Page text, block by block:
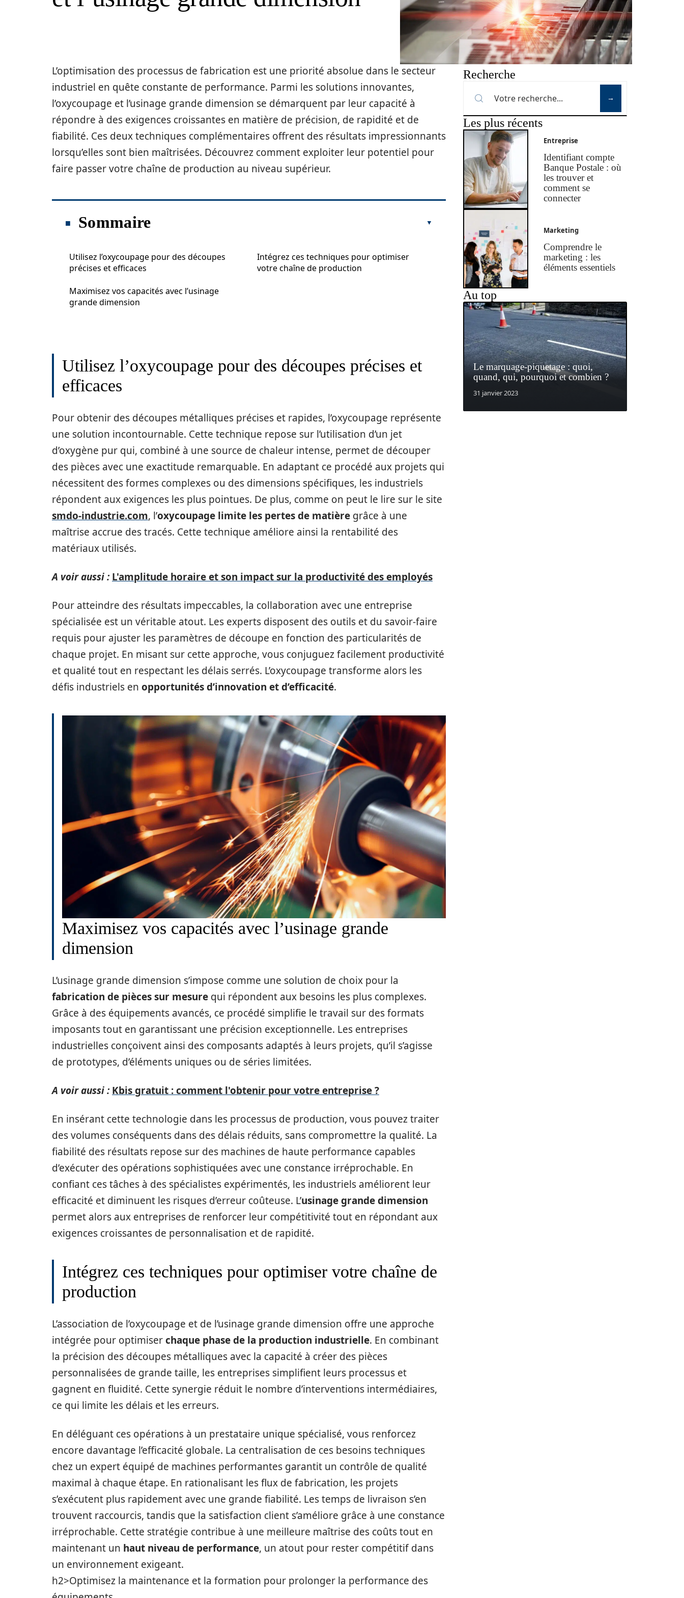
L’optimisation des processus de fabrication est une priorité absolue dans le secteur
industriel en quête constante de performance. Parmi les solutions innovantes,
l’oxycoupage et l’usinage grande dimension se démarquent par leur capacité à
répondre à des exigences croissantes en matière de précision, de rapidité et de
fiabilité. Ces deux techniques complémentaires offrent des résultats impressionnants
lorsqu’elles sont bien maîtrisées. Découvrez comment exploiter leur potentiel pour
faire passer votre chaîne de production au niveau supérieur.
Sommaire
Utilisez l’oxycoupage pour des découpes
précises et efficaces
Maximisez vos capacités avec l’usinage
grande dimension
Intégrez ces techniques pour optimiser
votre chaîne de production
Utilisez l’oxycoupage pour des découpes précises et
efficaces
Pour obtenir des découpes métalliques précises et rapides, l’oxycoupage représente
une solution incontournable. Cette technique repose sur l’utilisation d’un jet
d’oxygène pur qui, combiné à une source de chaleur intense, permet de découper
des pièces avec une exactitude remarquable. En adaptant ce procédé aux projets qui
nécessitent des formes complexes ou des dimensions spécifiques, les industriels
répondent aux exigences les plus pointues. De plus, comme on peut le lire sur le site
smdo-industrie.com, l’oxycoupage limite les pertes de matière grâce à une
maîtrise accrue des tracés. Cette technique améliore ainsi la rentabilité des
matériaux utilisés.
A voir aussi : L'amplitude horaire et son impact sur la productivité des employés
Pour atteindre des résultats impeccables, la collaboration avec une entreprise
spécialisée est un véritable atout. Les experts disposent des outils et du savoir-faire
requis pour ajuster les paramètres de découpe en fonction des particularités de
chaque projet. En misant sur cette approche, vous conjuguez facilement productivité
et qualité tout en respectant les délais serrés. L’oxycoupage transforme alors les
défis industriels en opportunités d’innovation et d’efficacité.
Maximisez vos capacités avec l’usinage grande
dimension
L’usinage grande dimension s’impose comme une solution de choix pour la
fabrication de pièces sur mesure qui répondent aux besoins les plus complexes.
Grâce à des équipements avancés, ce procédé simplifie le travail sur des formats
imposants tout en garantissant une précision exceptionnelle. Les entreprises
industrielles conçoivent ainsi des composants adaptés à leurs projets, qu’il s’agisse
de prototypes, d’éléments uniques ou de séries limitées.
A voir aussi : Kbis gratuit : comment l'obtenir pour votre entreprise ?
En insérant cette technologie dans les processus de production, vous pouvez traiter
des volumes conséquents dans des délais réduits, sans compromettre la qualité. La
fiabilité des résultats repose sur des machines de haute performance capables
d’exécuter des opérations sophistiquées avec une constance irréprochable. En
confiant ces tâches à des spécialistes expérimentés, les industriels améliorent leur
efficacité et diminuent les risques d’erreur coûteuse. L’usinage grande dimension
permet alors aux entreprises de renforcer leur compétitivité tout en répondant aux
exigences croissantes de personnalisation et de rapidité.
Intégrez ces techniques pour optimiser votre chaîne de
production
L’association de l’oxycoupage et de l’usinage grande dimension offre une approche
intégrée pour optimiserchaque phase de la production industrielle. En combinant
la précision des découpes métalliques avec la capacité à créer des pièces
personnalisées de grande taille, les entreprises simplifient leurs processus et
gagnent en fluidité. Cette synergie réduit le nombre d’interventions intermédiaires,
ce qui limite les délais et les erreurs.
En déléguant ces opérations à un prestataire unique spécialisé, vous renforcez
encore davantage l’efficacité globale. La centralisation de ces besoins techniques
chez un expert équipé de machines performantes garantit un contrôle de qualité
maximal à chaque étape. En rationalisant les flux de fabrication, les projets
s’exécutent plus rapidement avec une grande fiabilité. Les temps de livraison s’en
trouvent raccourcis, tandis que la satisfaction client s’améliore grâce à une constance
irréprochable. Cette stratégie contribue à une meilleure maîtrise des coûts tout en
maintenant un haut niveau de performance, un atout pour rester compétitif dans
un environnement exigeant.
h2>Optimisez la maintenance et la formation pour prolonger la performance des
Recherche
Les plus récents
Entreprise
Identifiant compte
Banque Postale : où
les trouver et
comment se
connecter
Marketing
Comprendre le
marketing : les
éléments essentiels
Au top
Le marquage-piquetage : quoi,
quand, qui, pourquoi et combien ?
31 janvier 2023